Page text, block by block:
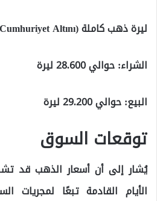
ليرة ذهب كاملة (Tam Altın / Cumhuriyet Altını)
الشراء: حوالي 28.600 ليرة
البيع: حوالي 29.200 ليرة
توقعات السوق
يُشار إلى أن أسعار الذهب قد
الأيام القادمة تبعًا لمجريات